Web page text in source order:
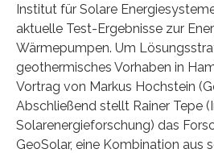
Institut für Solare
aktuelle Test-Ergebnisse zur
Wärmepumpen. Um
geothermisches Vorhaben in
Vortrag von Markus Hochstein
Abschließend stellt Rainer Tepe
Solarenergieforschung) das
GeoSolar, eine Kombination aus